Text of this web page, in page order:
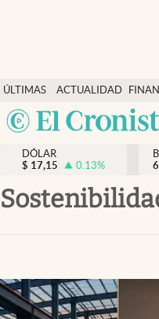
ÚLTIMAS
NOTICIAS
ACTUALIDAD
Y
Actualidad
Finanzas y economía
Dólar y mercados
Opinión
Vida y estilo
DÓLAR
$ 17,15 0.13%